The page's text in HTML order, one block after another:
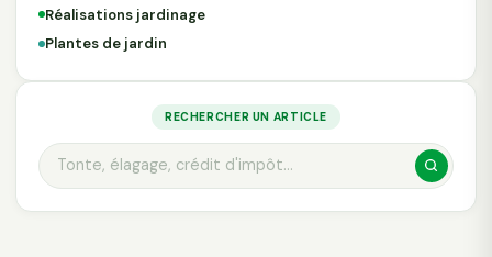
RECHERCHER UN ARTICLE
Réalisations jardinage
Plantes de jardin